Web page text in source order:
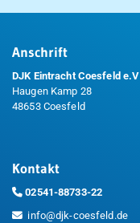
Anschrift
DJK Eintracht Coesfeld e.V
Haugen Kamp 28
48653 Coesfeld
Kontakt
02541-88733-22
info@djk-coesfeld.de